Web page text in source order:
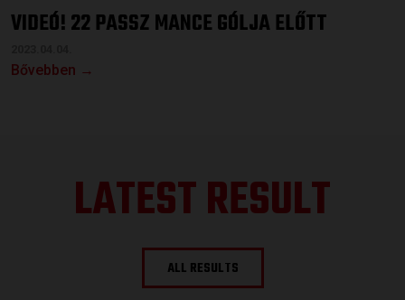
VIDEÓ! 22 PASSZ MANCE GÓLJA ELŐTT
Bővebben →
LATEST RESULT
ALL RESULTS